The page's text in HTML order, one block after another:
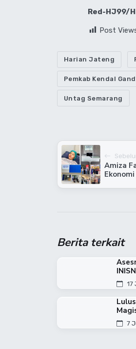
Red-HJ99/
Post
Harian Jateng
Pemkab Kendal
Untag Semarang
​Amiza
Berita terkait
17
7